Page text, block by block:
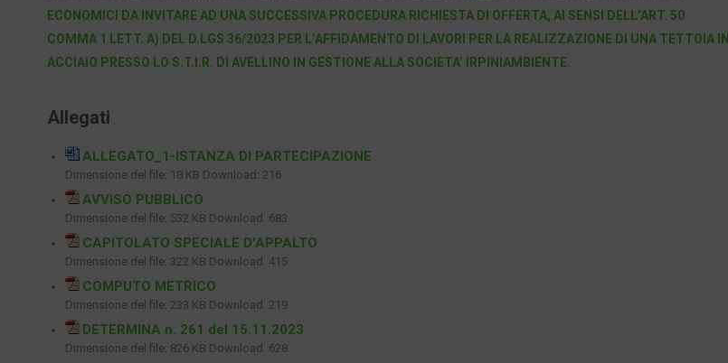
ECONOMICI DA INVITARE AD UNA SUCCESSIVA PROCEDURA RICHIESTA DI OFFERTA, AI SENSI DELL’ART. 50
COMMA 1 LETT. A) DEL D.LGS 36/2023 PER L’AFFIDAMENTO DI LAVORI PER LA REALIZZAZIONE DI UNA TETTOIA IN
ACCIAIO PRESSO LO S.T.I.R. DI AVELLINO IN GESTIONE ALLA SOCIETA’ IRPINIAMBIENTE.
Allegati
ALLEGATO_1-ISTANZA DI PARTECIPAZIONE
Dimensione del file: 18 KB Download: 216
AVVISO PUBBLICO
Dimensione del file: 532 KB Download: 683
CAPITOLATO SPECIALE D'APPALTO
Dimensione del file: 322 KB Download: 415
COMPUTO METRICO
Dimensione del file: 233 KB Download: 219
DETERMINA n. 261 del 15.11.2023
Dimensione del file: 826 KB Download: 628